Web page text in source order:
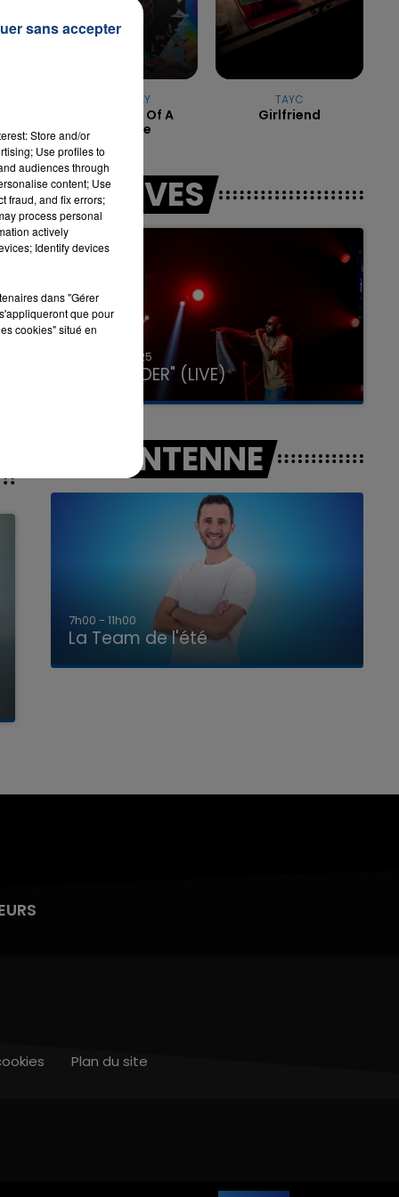
7h00 - 11h00
LA TEAM DE L'ÉTÉ
COLDPLAY
Adventure Of A
Lifetime
TAYC
Girlfriend
LES LIVES
31 janvier 2025
GIMS "SPIDER" (LIVE)
A L'ANTENNE
7h00 - 11h00
La Team de l'été
Plan du site
Store and/or
Use profiles to
audiences through
content; Use
fraud, and fix errors;
process personal
actively
Identify devices
dans "Gérer
que pour
cookies" situé en
sans accepter